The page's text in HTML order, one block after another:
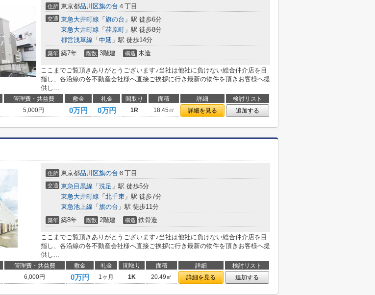
住所 東京都品川区旗の台 ４丁目
交通 東急大井町線 「 旗の台 」駅 徒歩6分
東急大井町線 「 荏原町 」駅 徒歩8分
都営浅草線 「 中延 」駅 徒歩14分
築年 築7年 階数 3階建 構造 木造
ここまでご覧頂きありがとうございます♪当社は他社に負けない総合仲介店を目
指し、各沿線の各不動産会社様へ直接ご挨拶に行き最新の物件を頂きお客様へ提
供し...
管理費・共益費 敷金 礼金 間取り 面積 詳細
検討リスト
5,000円 0万円 0万円 1R 18.45㎡ 詳細を見る 追加する
住所 東京都品川区旗の台 ６丁目
交通 東急目黒線 「 洗足 」駅 徒歩5分
東急大井町線 「 北千束 」駅 徒歩7分
東急池上線 「 旗の台 」駅 徒歩11分
築年 築8年 階数 2階建 構造 鉄骨造
ここまでご覧頂きありがとうございます♪当社は他社に負けない総合仲介店を目
指し、各沿線の各不動産会社様へ直接ご挨拶に行き最新の物件を頂きお客様へ提
供し...
管理費・共益費 敷金 礼金 間取り 面積 詳細
検討リスト
6,000円 0万円 1ヶ月 1K 20.49㎡ 詳細を見る 追加する